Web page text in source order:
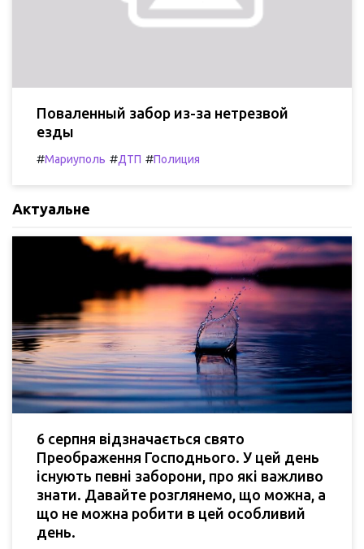
Поваленный забор из-за нетрезвой
езды
#Мариуполь #ДТП #Полиция
Актуальне
6 серпня відзначається свято
Преображення Господнього. У цей день
існують певні заборони, про які важливо
знати. Давайте розглянемо, що можна, а
що не можна робити в цей особливий
день.